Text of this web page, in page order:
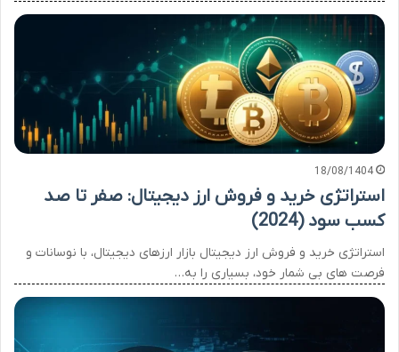
18/08/1404
استراتژی خرید و فروش ارز دیجیتال: صفر تا صد
کسب سود (2024)
استراتژی خرید و فروش ارز دیجیتال بازار ارزهای دیجیتال، با نوسانات و
فرصت های بی شمار خود، بسیاری را به…